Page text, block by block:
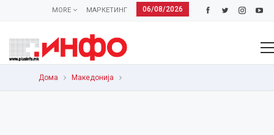
06/08/2026
МАРКЕТИНГ
MORE
Дома Македонија